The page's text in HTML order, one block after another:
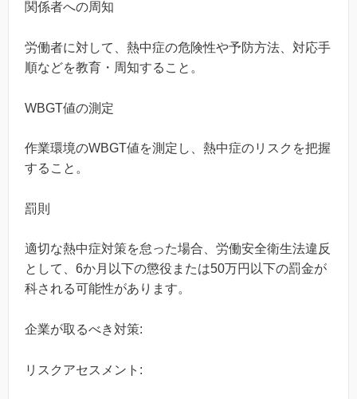
関係者への周知
労働者に対して、熱中症の危険性や予防方法、対応手
順などを教育・周知すること。
WBGT値の測定
作業環境のWBGT値を測定し、熱中症のリスクを把握
すること。
罰則
適切な熱中症対策を怠った場合、労働安全衛生法違反
として、6か月以下の懲役または50万円以下の罰金が
科される可能性があります。
企業が取るべき対策:
リスクアセスメント: